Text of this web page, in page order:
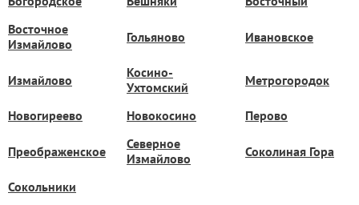
Восточное
Измайлово
Гольяново Ивановское
Измайлово
Косино-
Ухтомский
Метрогородок
Новогиреево Новокосино Перово
Преображенское
Северное
Измайлово
Соколиная Гора
Сокольники